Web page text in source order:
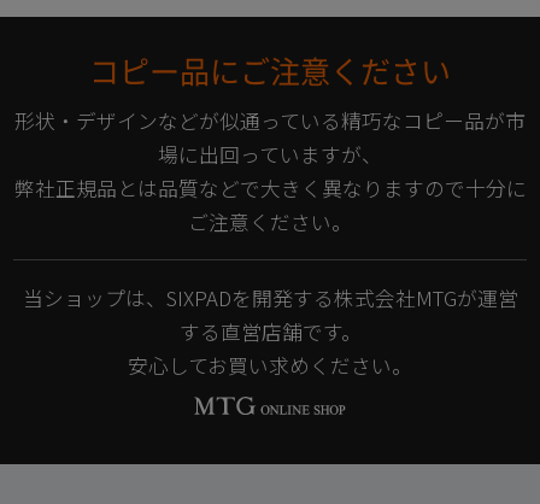
コピー品にご注意ください
形状・デザインなどが似通っている精巧なコピー品が市
場に出回っていますが、
弊社正規品とは品質などで大きく異なりますので十分に
ご注意ください。
当ショップは、SIXPADを開発する株式会社MTGが運営
する直営店舗です。
安心してお買い求めください。